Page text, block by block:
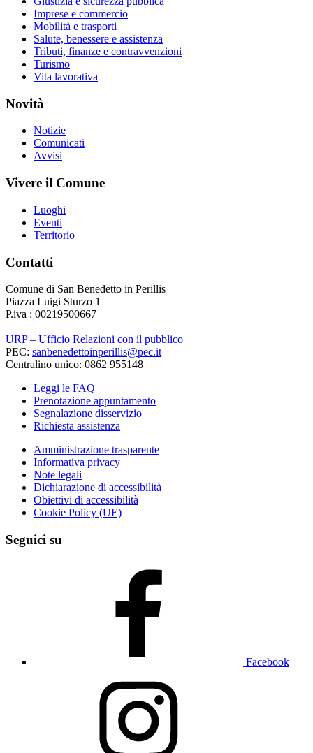
Imprese e commercio
Mobilità e trasporti
Salute, benessere e assistenza
Tributi, finanze e contravvenzioni
Turismo
Vita lavorativa
Novità
Notizie
Comunicati
Avvisi
Vivere il Comune
Luoghi
Eventi
Territorio
Contatti
Comune di San Benedetto in Perillis
Piazza Luigi Sturzo 1
P.iva : 00219500667
URP – Ufficio Relazioni con il pubblico
PEC: sanbenedettoinperillis@pec.it
Centralino unico: 0862 955148
Leggi le FAQ
Prenotazione appuntamento
Segnalazione disservizio
Richiesta assistenza
Amministrazione trasparente
Informativa privacy
Note legali
Dichiarazione di accessibilità
Obiettivi di accessibilità
Cookie Policy (UE)
Seguici su
Facebook